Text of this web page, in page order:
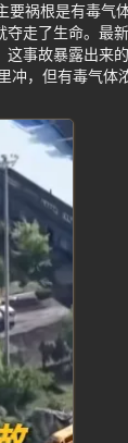
祸根是有毒气
走了生命。最
事故暴露出来
冲，但有毒气体